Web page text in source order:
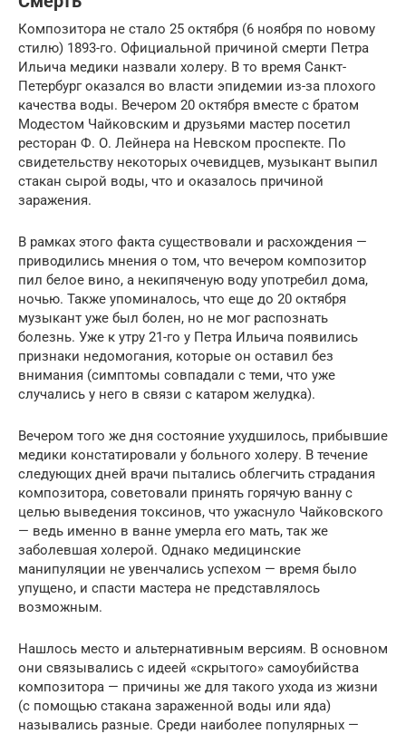
Композитора не стало 25 октября (6 ноября по новому
стилю) 1893-го. Официальной причиной смерти Петра
Ильича медики назвали холеру. В то время Санкт-
Петербург оказался во власти эпидемии из-за плохого
качества воды. Вечером 20 октября вместе с братом
Модестом Чайковским и друзьями мастер посетил
ресторан Ф. О. Лейнера на Невском проспекте. По
свидетельству некоторых очевидцев, музыкант выпил
стакан сырой воды, что и оказалось причиной
заражения.
В рамках этого факта существовали и расхождения —
приводились мнения о том, что вечером композитор
пил белое вино, а некипяченую воду употребил дома,
ночью. Также упоминалось, что еще до 20 октября
музыкант уже был болен, но не мог распознать
болезнь. Уже к утру 21-го у Петра Ильича появились
признаки недомогания, которые он оставил без
внимания (симптомы совпадали с теми, что уже
случались у него в связи с катаром желудка).
Вечером того же дня состояние ухудшилось, прибывшие
медики констатировали у больного холеру. В течение
следующих дней врачи пытались облегчить страдания
композитора, советовали принять горячую ванну с
целью выведения токсинов, что ужаснуло Чайковского
— ведь именно в ванне умерла его мать, так же
заболевшая холерой. Однако медицинские
манипуляции не увенчались успехом — время было
упущено, и спасти мастера не представлялось
возможным.
Нашлось место и альтернативным версиям. В основном
они связывались с идеей «скрытого» самоубийства
композитора — причины же для такого ухода из жизни
(с помощью стакана зараженной воды или яда)
назывались разные. Среди наиболее популярных —